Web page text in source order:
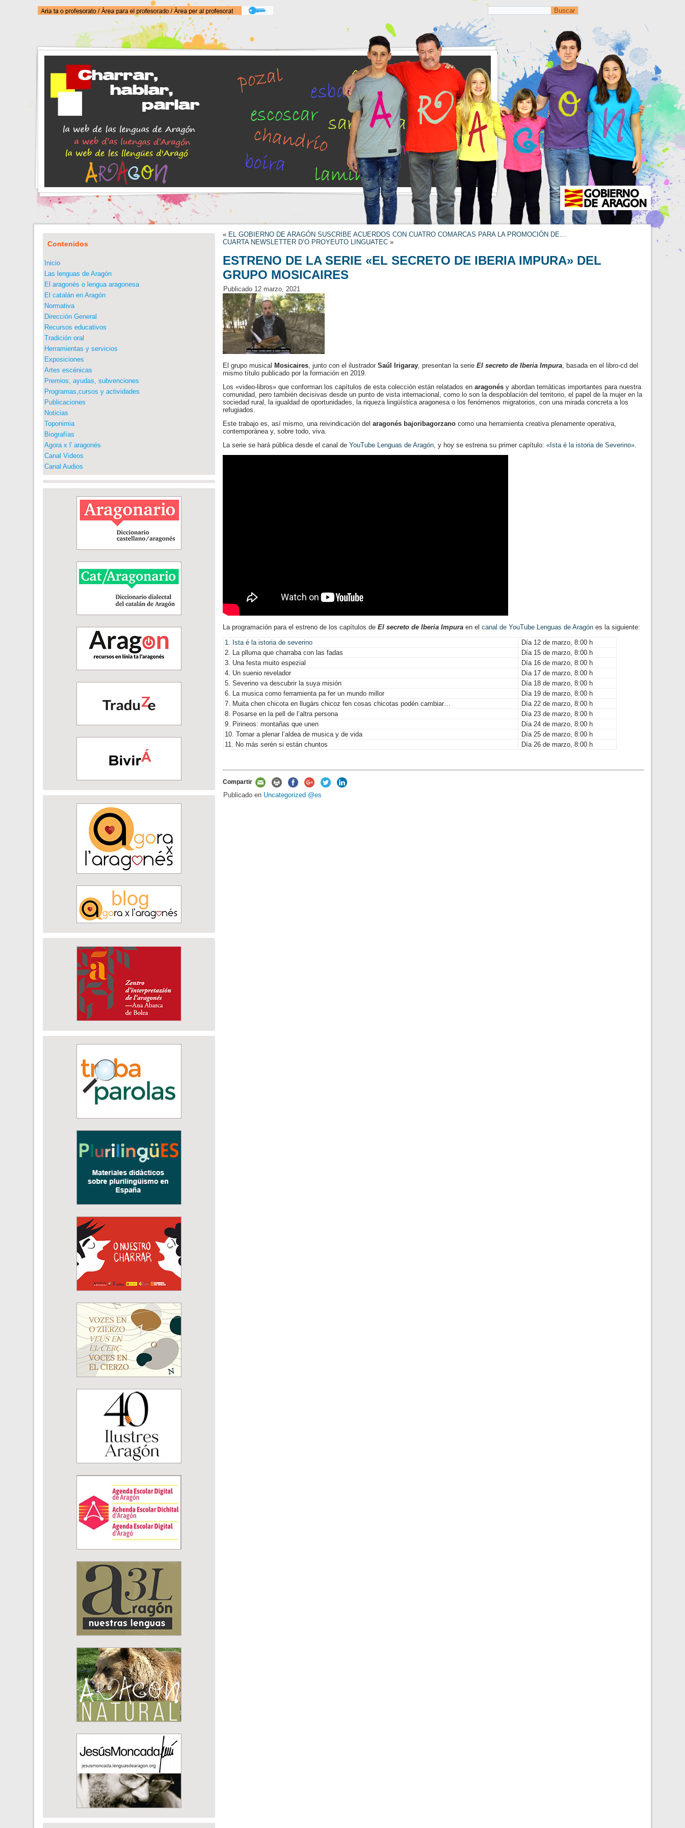
Contenidos
Inicio
Las lenguas de Aragón
El aragonés o lengua aragonesa
El catalán en Aragón
Normativa
Dirección General
Recursos educativos
Tradición oral
Herramientas y servicios
Exposiciones
Artes escénicas
Premios, ayudas, subvenciones
Programas,cursos y actividades
Publicaciones
Noticias
Toponimia
Biografías
Agora x l' aragonés
Canal Videos
Canal Audios
« EL GOBIERNO DE ARAGÓN SUSCRIBE ACUERDOS CON CUATRO COMARCAS PARA LA PROMOCIÓN DE…
CUARTA NEWSLETTER D’O PROYEUTO LINGUATEC »
ESTRENO DE LA SERIE «EL SECRETO DE IBERIA IMPURA» DEL
GRUPO MOSICAIRES
Publicado 12 marzo, 2021
El grupo musical Mosicaires, junto con el ilustradorSaúl Irigaray, presentan la serieEl secreto de Iberia Impura, basada en el libro-cd del
mismo título publicado por la formación en 2019.
Los «video-libros» que conforman los capítulos de esta colección están relatados en aragonésy abordan temáticas importantes para nuestra
comunidad, pero también decisivas desde un punto de vista internacional, como lo son la despoblación del territorio, el papel de la mujer en la
sociedad rural, la igualdad de oportunidades, la riqueza lingüística aragonesa o los fenómenos migratorios, con una mirada concreta a los
refugiados.
Este trabajo es, así mismo, una reivindicación delaragonés bajoribagorzano como una herramienta creativa plenamente operativa,
contemporánea y, sobre todo, viva.
La serie se hará pública desde el canal de YouTube Lenguas de Aragón, y hoy se estrena su primer capítulo: «Ista é la istoria de Severino».
La programación para el estreno de los capítulos de El secreto de Iberia Impuraen elcanal de YouTube Lenguas de Aragón es la siguiente:
1. Ista é la istoria de severino
Día 12 de marzo, 8:00 h
2. La plluma que charraba con las fadas
Día 15 de marzo, 8:00 h
3. Una festa muito espezial
Día 16 de marzo, 8:00 h
4. Un suenio revelador
Día 17 de marzo, 8:00 h
5. Severino va descubrir la suya misión
Día 18 de marzo, 8:00 h
6. La musica como ferramienta pa fer un mundo millor
Día 19 de marzo, 8:00 h
7. Muita chen chicota en llugárs chicoz fen cosas chicotas podén cambiar…
Día 22 de marzo, 8:00 h
8. Posarse en la pell de l’altra persona
Día 23 de marzo, 8:00 h
9. Pirineos: montañas que unen
Día 24 de marzo, 8:00 h
10. Tornar a plenar l’aldea de musica y de vida
Día 25 de marzo, 8:00 h
11. No más serén si están chuntos
Día 26 de marzo, 8:00 h
Compartir
Publicado en Uncategorized @es